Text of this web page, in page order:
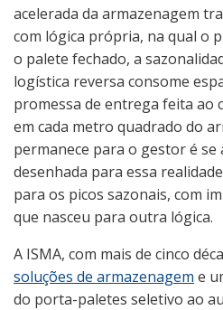
acelerada da armazenagem
com lógica própria, na qual o
o palete fechado, a
logística reversa consome
promessa de entrega feita ao
em cada metro quadrado do
permanece para o gestor é
desenhada para essa realidade
para os picos sazonais, com
que nasceu para outra lógica.
A ISMA, com mais de cinco
soluções de armazenagem e
do porta-paletes seletivo ao